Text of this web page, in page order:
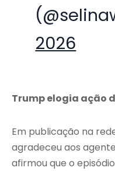
2026
Trump elogia ação
Em publicação na
agradeceu aos
afirmou que o